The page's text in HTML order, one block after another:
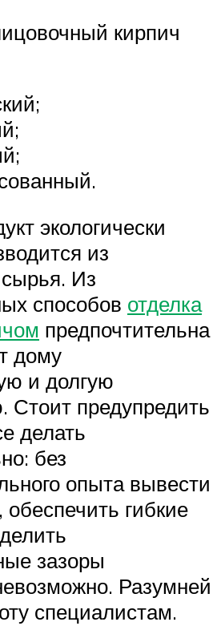
кирпич
экологически
из
сырья. Из
способов отделка
предпочтительна
дому
и долгую
Стоит предупредить
делать
без
опыта вывести
гибкие
зазоры
Разумней
специалистам.